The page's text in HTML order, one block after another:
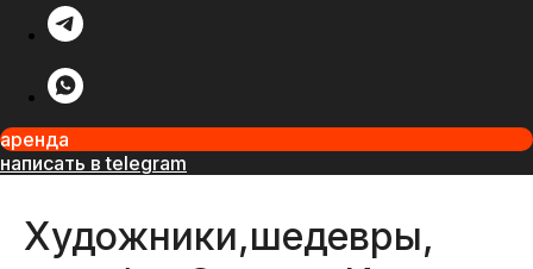
аренда
написать в telegram
Художники,шедевры,